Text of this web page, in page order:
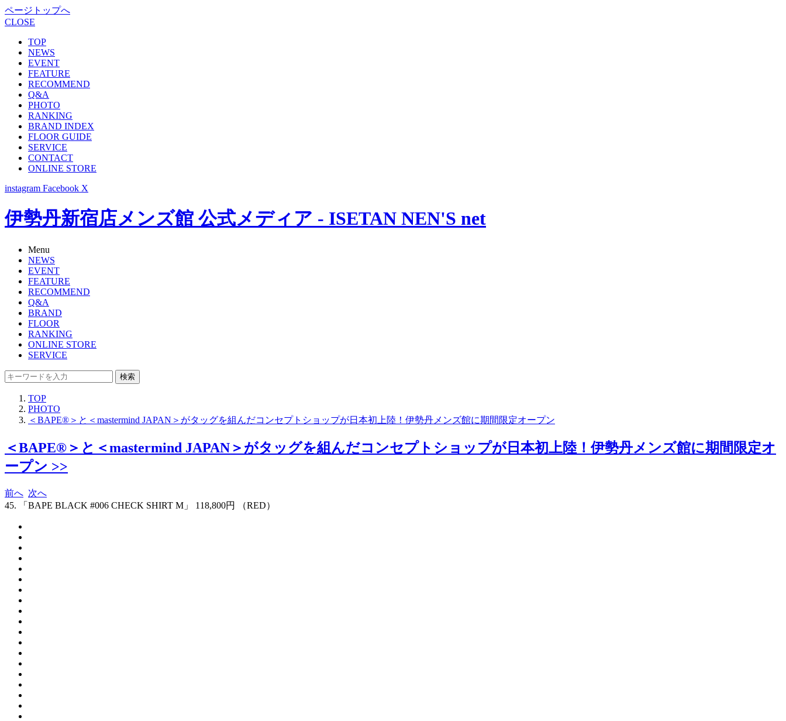
ページトップへ
CLOSE
TOP
NEWS
EVENT
FEATURE
RECOMMEND
Q&A
PHOTO
RANKING
BRAND INDEX
FLOOR GUIDE
SERVICE
CONTACT
ONLINE STORE
instagram Facebook X
伊勢丹新宿店メンズ館 公式メディア - ISETAN NEN'S net
Menu
NEWS
EVENT
FEATURE
RECOMMEND
Q&A
BRAND
FLOOR
RANKING
ONLINE STORE
SERVICE
検索
TOP
PHOTO
＜BAPE®＞と＜mastermind JAPAN＞がタッグを組んだコンセプトショップが日本初上陸！伊勢丹メンズ館に期間限定オープン
＜BAPE®＞と＜mastermind JAPAN＞がタッグを組んだコンセプトショップが日本初上陸！伊勢丹メンズ館に期間限定オ
ープン >>
前へ 次へ
45. 「BAPE BLACK #006 CHECK SHIRT M」 118,800円 （RED）